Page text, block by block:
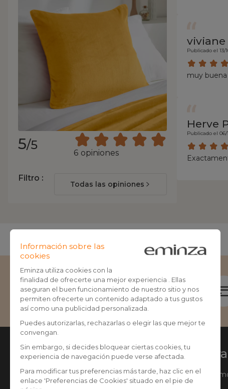
5/5
6 opiniones
Filtro :
Todas las opiniones
viviane
Publicado el 13/
muy buena
Herve
Publicado el 06/
Escríbenos
Ayuda
Seguir mi pedido Quiénes